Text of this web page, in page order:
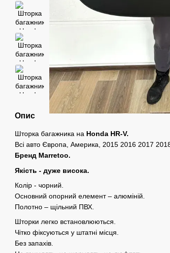
Опис
Шторка багажника на Honda HR-V.
Всі авто Європа, Америка, 2015 2016 2017
Бренд Marretoo.
Якість - дуже висока.
Колір - чорний.
Основний опорний елемент – алюміній.
Полотно – щільний ПВХ.
Шторки легко встановлюються.
Чітко фіксуються у штатні місця.
Без запахів.